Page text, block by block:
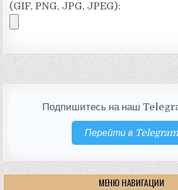
(GIF, PNG, JPG, JPEG):
Подпишитесь на наш
Перейти в Telegram
МЕНЮ НАВИГАЦИИ